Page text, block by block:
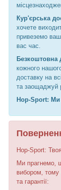
Кур'єрська
хочете
привеземо
вас час.
Безкоштовна
кожного
доставку на
та заощаджуй
Hop-Sport: Ми
Hop-Sport:
Ми прагнемо,
вибором, тому
та гарантії: